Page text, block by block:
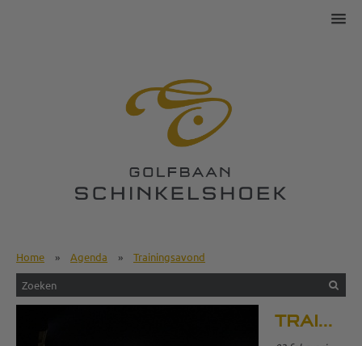
Home » Agenda » Trainingsavond
TRAININGSAVOND